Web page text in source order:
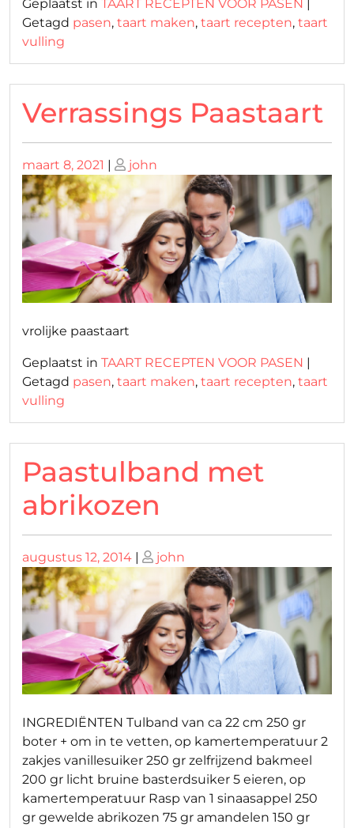
Geplaatst in TAART RECEPTEN VOOR PASEN |
Getagd pasen, taart maken, taart recepten, taart
vulling
Verrassings Paastaart
Geplaatst
op
maart 8, 2021 | Geplaatst
op
john
vrolijke paastaart
Geplaatst in TAART RECEPTEN VOOR PASEN |
Getagd pasen, taart maken, taart recepten, taart
vulling
Paastulband met
abrikozen
Geplaatst
op
augustus 12, 2014 | Geplaatst
john
INGREDIËNTEN Tulband van ca 22 cm 250 gr
boter + om in te vetten, op kamertemperatuur 2
zakjes vanillesuiker 250 gr zelfrijzend bakmeel
200 gr licht bruine basterdsuiker 5 eieren, op
kamertemperatuur Rasp van 1 sinaasappel 250
gr gewelde abrikozen 75 gr amandelen 150 gr